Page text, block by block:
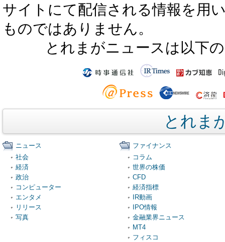
サイトにて配信される情報を用
ものではありません。
とれまがニュースは以下
とれま
ニュース
社会
経済
政治
コンピューター
エンタメ
リリース
写真
ファイナンス
コラム
世界の株価
CFD
経済指標
IR動画
IPO情報
金融業界ニュース
MT4
フィスコ